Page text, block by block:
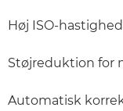
Høj ISO-
Støjreduktion for
Automatisk